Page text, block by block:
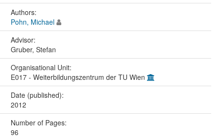
Authors:
Pohn, Michael
Advisor:
Gruber, Stefan
Organisational Unit:
E017 - Weiterbildungszentrum der TU Wien
Date (published):
2012
Number of Pages:
96